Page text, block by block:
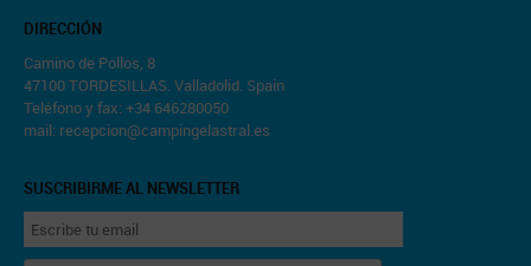
DIRECCIÓN
Camino de Pollos, 8
47100 TORDESILLAS. Valladolid. Spain
Teléfono y fax: +34 646280050
mail: recepcion@campingelastral.es
SUSCRIBIRME AL NEWSLETTER